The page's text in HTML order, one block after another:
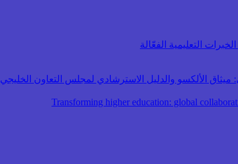
التعليمية الفعّالة
ميثاق الألكسو والدليل الاسترشادي لمجلس التعاون الخليجي